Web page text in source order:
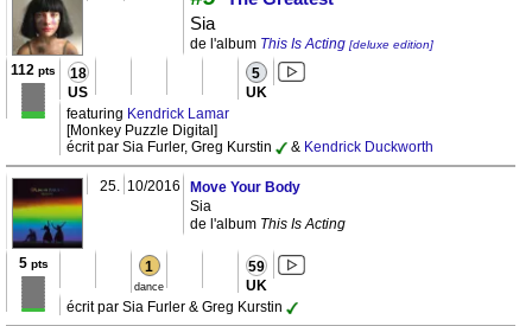
Sia
de l'album This Is Acting [deluxe edition]
112 pts 18
US
5
UK
featuring Kendrick Lamar
[Monkey Puzzle Digital]
écrit par Sia Furler, Greg Kurstin
& Kendrick Duckworth
25. 10/2016
Move Your Body
Sia
de l'album This Is Acting
5pts 1
dance
59
UK
écrit par Sia Furler & Greg Kurstin